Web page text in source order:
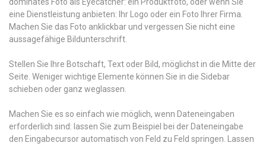
eine Dienstleistung anbieten: Ihr Logo oder ein Foto Ihrer Firma.
Machen Sie das Foto anklickbar und vergessen Sie nicht eine
aussagefähige Bildunterschrift.
Stellen Sie Ihre Botschaft, Text oder Bild, möglichst in die Mitte der
Seite. Weniger wichtige Elemente können Sie in die Sidebar
schieben oder ganz weglassen.
Machen Sie es so einfach wie möglich, wenn Dateneingaben
erforderlich sind: lassen Sie zum Beispiel bei der Dateneingabe
den Eingabecursor automatisch von Feld zu Feld springen. Lassen